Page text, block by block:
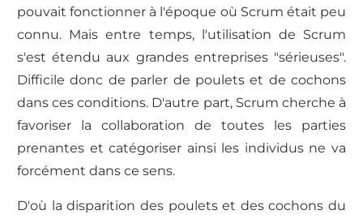
pouvait fonctionner à l'époque où Scrum était peu
connu. Mais entre temps, l'utilisation de Scrum
s'est étendu aux grandes entreprises "sérieuses".
Difficile donc de parler de poulets et de cochons
dans ces conditions. D'autre part, Scrum cherche à
favoriser la collaboration de toutes les parties
prenantes et catégoriser ainsi les individus ne va
forcément dans ce sens.
D'où la disparition des poulets et des cochons du